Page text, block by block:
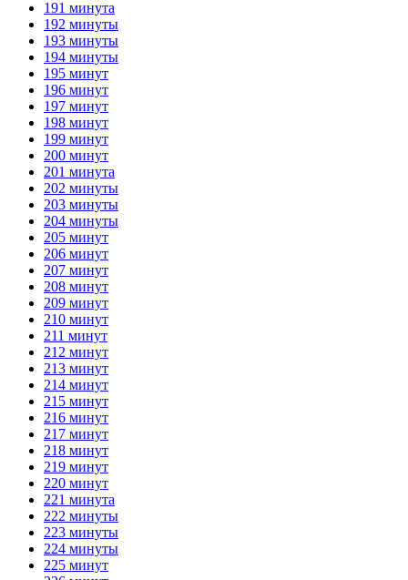
191 минута
192 минуты
193 минуты
194 минуты
195 минут
196 минут
197 минут
198 минут
199 минут
200 минут
201 минута
202 минуты
203 минуты
204 минуты
205 минут
206 минут
207 минут
208 минут
209 минут
210 минут
211 минут
212 минут
213 минут
214 минут
215 минут
216 минут
217 минут
218 минут
219 минут
220 минут
221 минута
222 минуты
223 минуты
224 минуты
225 минут